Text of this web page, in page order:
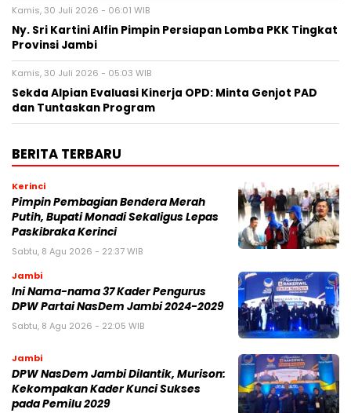
Kamis, 30 Juli 2026 - 06:01 WIB
Ny. Sri Kartini Alfin Pimpin Persiapan Lomba PKK Tingkat
Provinsi Jambi
Kamis, 30 Juli 2026 - 05:03 WIB
Sekda Alpian Evaluasi Kinerja OPD: Minta Genjot PAD
dan Tuntaskan Program
BERITA TERBARU
Kerinci
Pimpin Pembagian Bendera Merah
Putih, Bupati Monadi Sekaligus Lepas
Paskibraka Kerinci
Sabtu, 8 Agu 2026 - 22:37 WIB
Jambi
Ini Nama-nama 37 Kader Pengurus
DPW Partai NasDem Jambi 2024-2029
Sabtu, 8 Agu 2026 - 22:05 WIB
Jambi
DPW NasDem Jambi Dilantik, Murison:
Kekompakan Kader Kunci Sukses
pada Pemilu 2029